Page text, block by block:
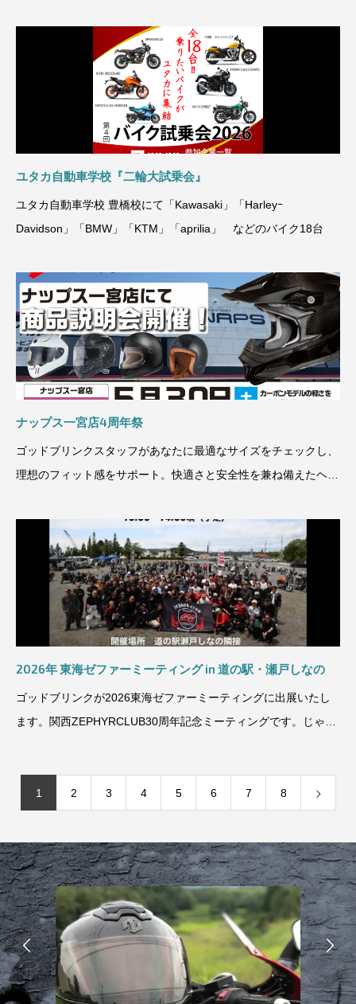
ユタカ自動車学校『二輪大試乗会』
ユタカ自動車学校 豊橋校にて「Kawasaki」「Harleyｰ
Davidson」「BMW」「KTM」「aprilia」 などのバイク18台
ナップス一宮店4周年祭
ゴッドブリンクスタッフがあなたに最適なサイズをチェックし、
理想のフィット感をサポート。快適さと安全性を兼ね備えたヘル
2026年 東海ゼファーミーティング in 道の駅・瀬戸しなの
ゴッドブリンクが2026東海ゼファーミーティングに出展いたし
ます。関西ZEPHYRCLUB30周年記念ミーティングです。じゃん
1 2 3 4 5 6 7 8